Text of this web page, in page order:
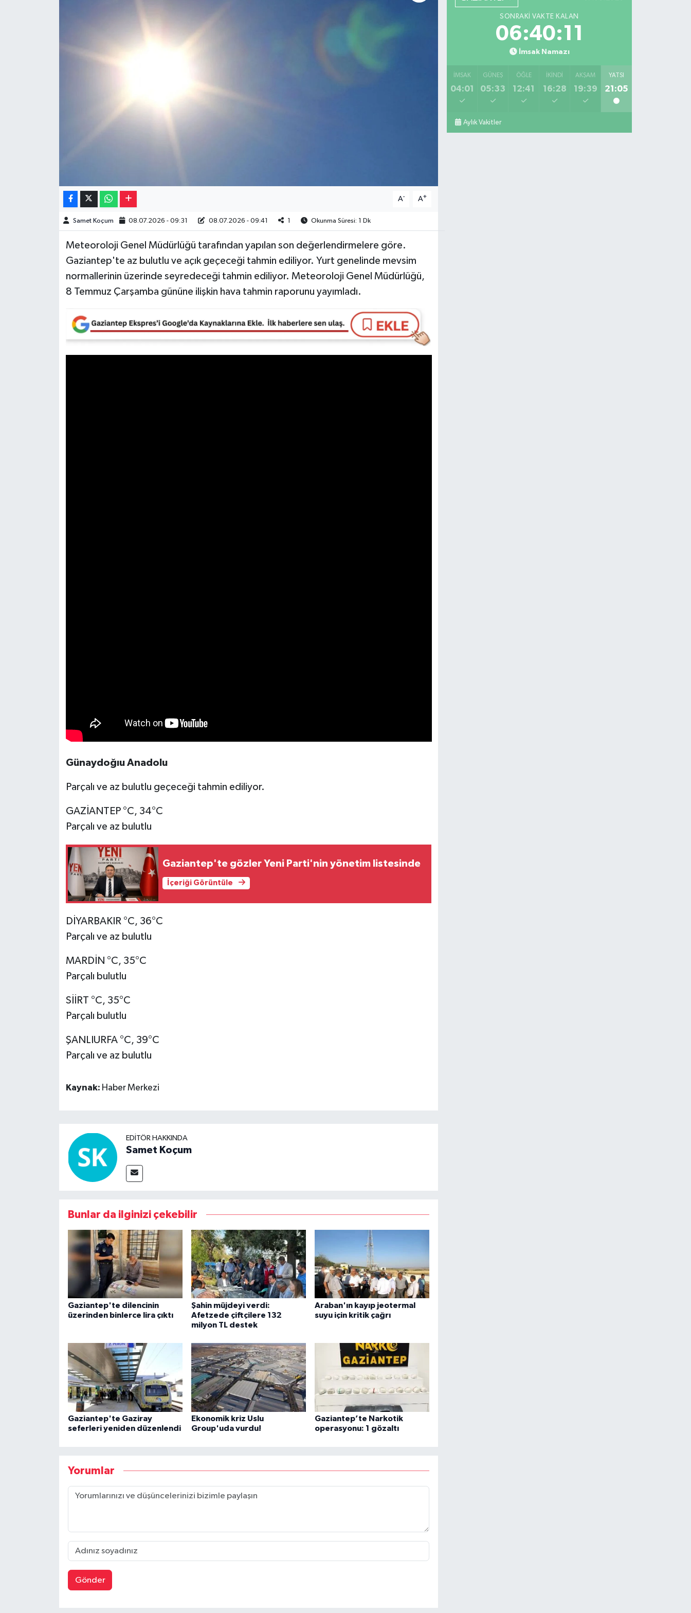
A- A+
Samet Koçum 08.07.2026 - 09:31 08.07.2026 - 09:41 Okunma Süresi: 1 Dk
Meteoroloji Genel Müdürlüğü tarafından yapılan son değerlendirmelere göre.
Gaziantep'te az bulutlu ve açık geçeceği tahmin ediliyor. Yurt genelinde mevsim
normallerinin üzerinde seyredeceği tahmin ediliyor. Meteoroloji Genel Müdürlüğü,
8 Temmuz Çarşamba gününe ilişkin hava tahmin raporunu yayımladı.
Günaydoğıu Anadolu
Parçalı ve az bulutlu geçeceği tahmin ediliyor.
GAZİANTEP °C, 34°C
Parçalı ve az bulutlu
Gaziantep'te gözler Yeni Parti'nin yönetim listesinde
İçeriği Görüntüle
DİYARBAKIR °C, 36°C
Parçalı ve az bulutlu
MARDİN °C, 35°C
Parçalı bulutlu
SİİRT °C, 35°C
Parçalı bulutlu
ŞANLIURFA °C, 39°C
Parçalı ve az bulutlu
Kaynak: Haber Merkezi
EDITÖR HAKKINDA
Samet Koçum
Bunlar da ilginizi çekebilir
Gaziantep'te dilencinin
üzerinden binlerce lira çıktı
Şahin müjdeyi verdi:
Afetzede çiftçilere 132
milyon TL destek
Araban'ın kayıp jeotermal
suyu için kritik çağrı
Gaziantep'te Gaziray
seferleri yeniden düzenlendi
Ekonomik kriz Uslu
Group'uda vurdu!
Gaziantep’te Narkotik
operasyonu: 1 gözaltı
Yorumlar
Gönder
SONRAKI VAKTE KALAN
06:40:10
İmsak Namazı
İMSAK
04:01
GÜNEŞ
05:33
ÖĞLE
12:41
İKINDI
16:28
AKŞAM
19:39
YATSI
21:05
Aylık Vakitler